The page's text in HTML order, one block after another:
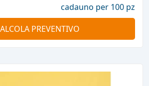
cadauno per 100 pz
PREVENTIVO